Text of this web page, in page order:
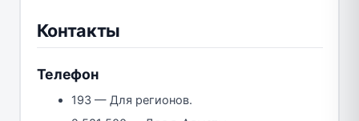
Контакты
Телефон
193 — Для регионов.